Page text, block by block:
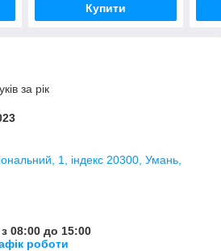
Купити
за рік
1, індекс 20300, Умань,
08:00 до 15:00
роботи